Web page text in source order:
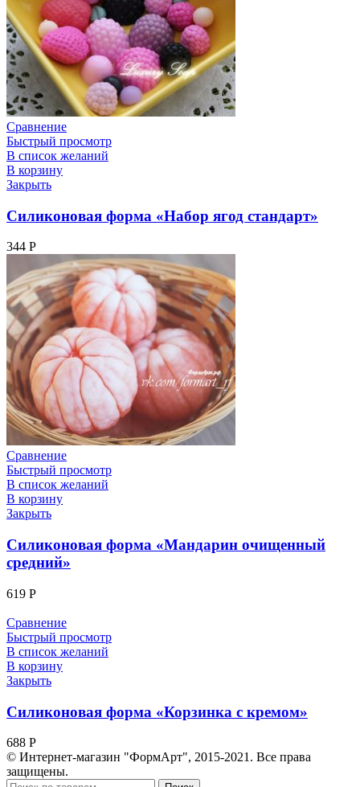
Сравнение
Быстрый просмотр
В список желаний
В корзину
Закрыть
Силиконовая форма «Набор ягод стандарт»
344 Р
Сравнение
Быстрый просмотр
В список желаний
В корзину
Закрыть
Силиконовая форма «Мандарин очищенный
средний»
619 Р
Сравнение
Быстрый просмотр
В список желаний
В корзину
Закрыть
Силиконовая форма «Корзинка с кремом»
688 Р
© Интернет-магазин "ФормАрт", 2015-2021. Все права
защищены.